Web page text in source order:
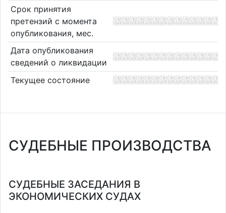
Срок принятия
претензий с момента
опубликования, мес.
Дата опубликования
сведений о ликвидации
Текущее состояние
СУДЕБНЫЕ ПРОИЗВОДСТВА
СУДЕБНЫЕ ЗАСЕДАНИЯ В
ЭКОНОМИЧЕСКИХ СУДАХ